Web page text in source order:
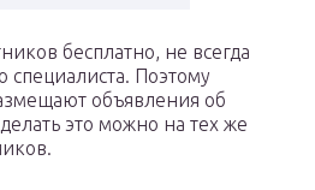
бесплатно, не всегда
специалиста. Поэтому
объявления об
это можно на тех же